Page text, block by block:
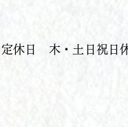
​定休日 木・土日祝日